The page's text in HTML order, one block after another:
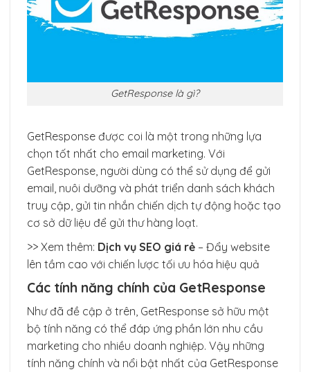
GetResponse là gì?
GetResponse được coi là một trong những lựa
chọn tốt nhất cho email marketing. Với
GetResponse, người dùng có thể sử dụng để gửi
email, nuôi dưỡng và phát triển danh sách khách
truy cập, gửi tin nhắn chiến dịch tự động hoặc tạo
cơ sở dữ liệu để gửi thư hàng loạt.
>> Xem thêm: Dịch vụ SEO giá rẻ – Đẩy website
lên tầm cao với chiến lược tối ưu hóa hiệu quả
Các tính năng chính của GetResponse
Như đã đề cập ở trên, GetResponse sở hữu một
bộ tính năng có thể đáp ứng phần lớn nhu cầu
marketing cho nhiều doanh nghiệp. Vậy những
tính năng chính và nổi bật nhất của GetResponse